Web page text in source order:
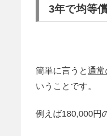
3年で均等
簡単に言うと 通常
いうことです。
例えば180,000円